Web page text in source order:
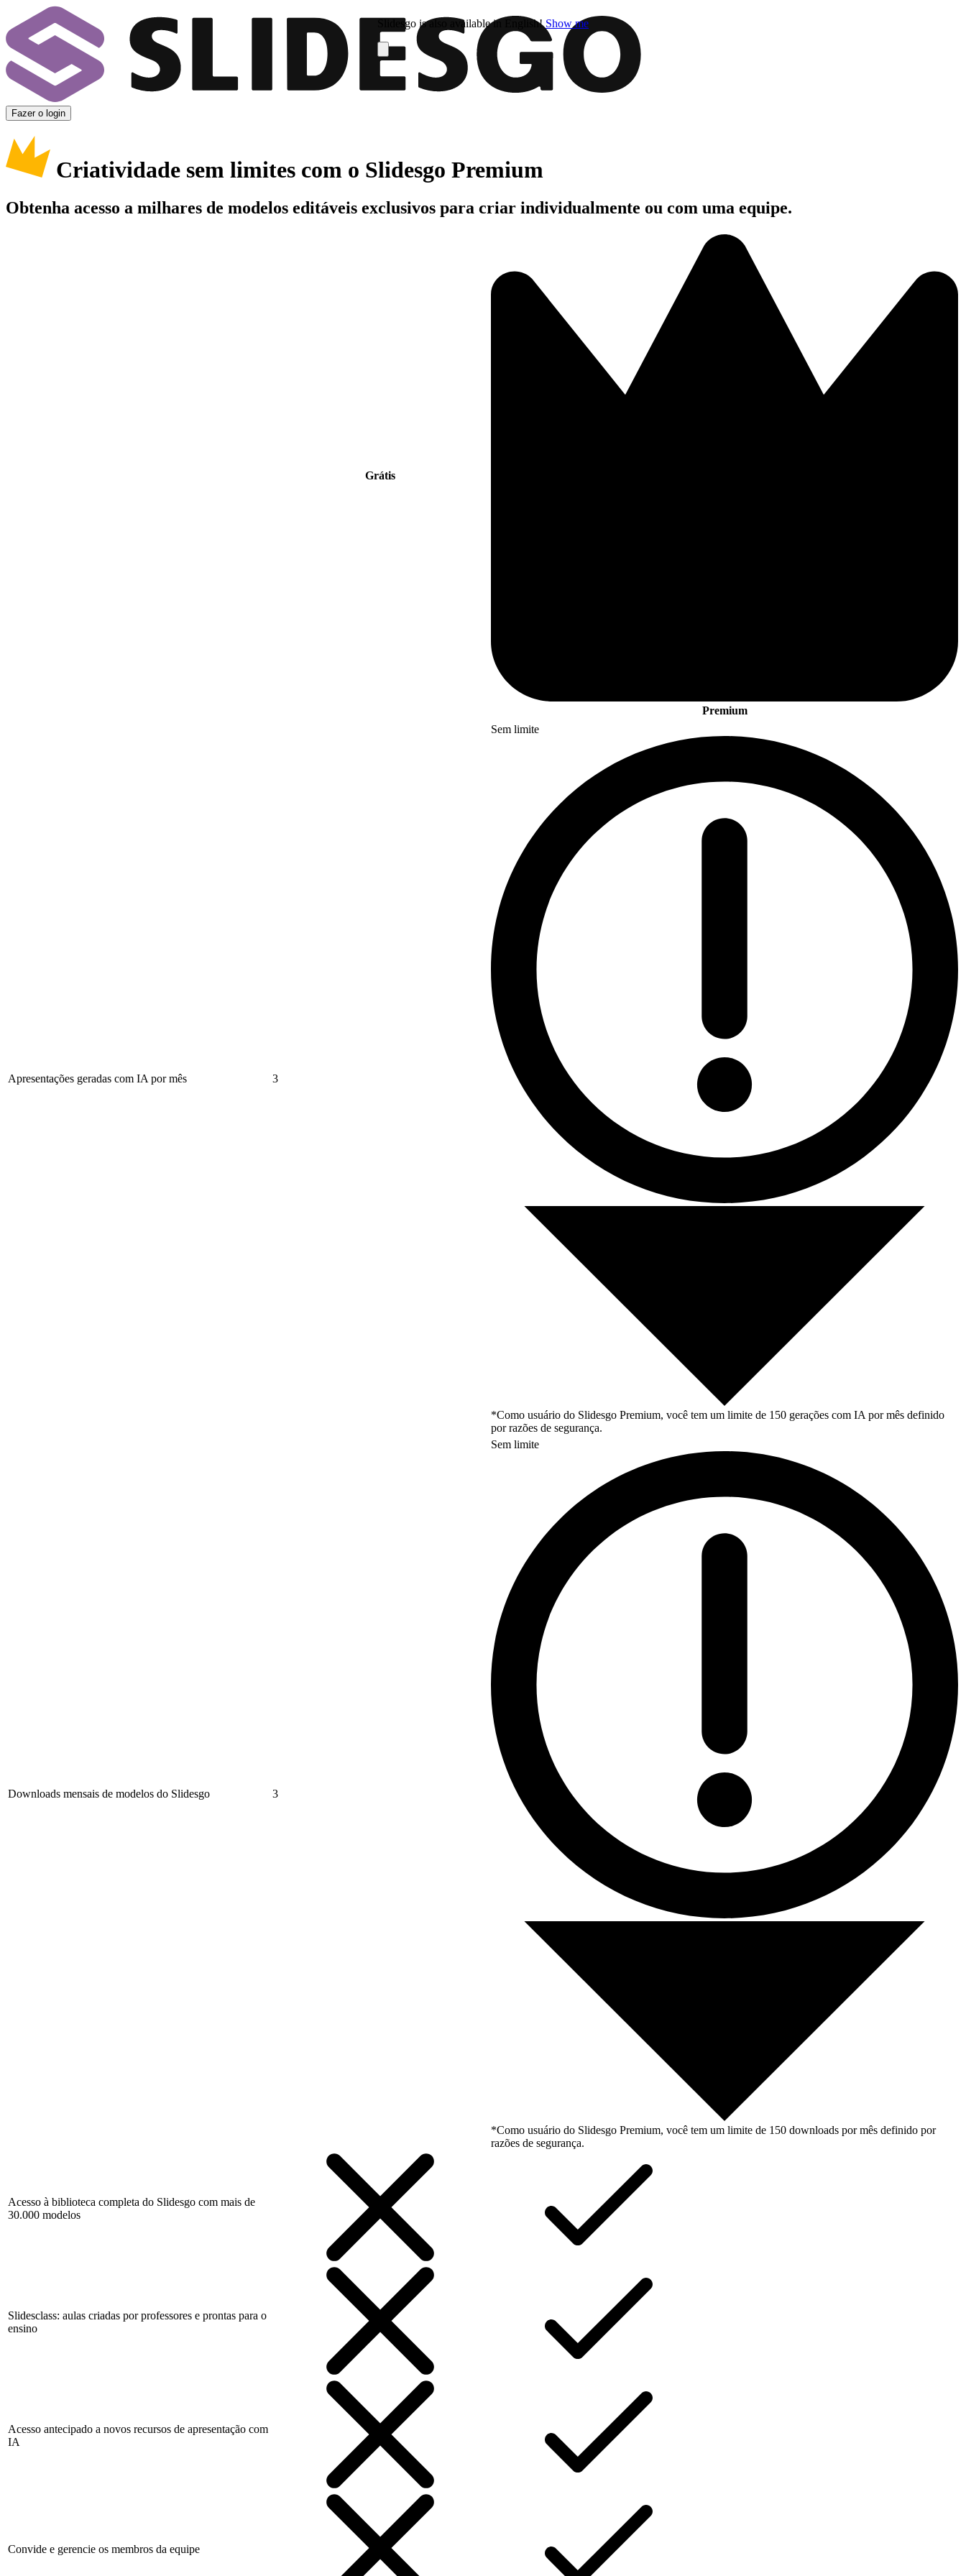
Slidesgo is also available in English! Show me
Fazer o login
Criatividade sem limites com o Slidesgo Premium
Obtenha acesso a milhares de modelos editáveis exclusivos para criar individualmente ou com uma equipe.
Grátis
Premium
Apresentações geradas com IA por mês 3
Sem limite
*Como usuário do Slidesgo Premium, você tem um limite de 150 gerações com IA por mês definido
por razões de segurança.
Downloads mensais de modelos do Slidesgo 3
Sem limite
*Como usuário do Slidesgo Premium, você tem um limite de 150 downloads por mês definido por
razões de segurança.
Acesso à biblioteca completa do Slidesgo com mais de
30.000 modelos
Slidesclass: aulas criadas por professores e prontas para o
ensino
Acesso antecipado a novos recursos de apresentação com
IA
Convide e gerencie os membros da equipe